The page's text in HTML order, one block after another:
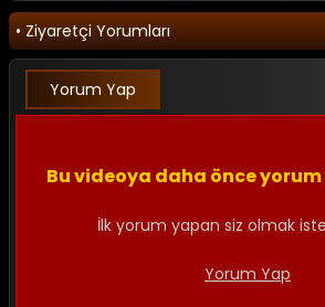
• Ziyaretçi Yorumları
Yorum Yap
Bu videoya daha önce yorum
İlk yorum yapan siz olmak
Yorum Yap